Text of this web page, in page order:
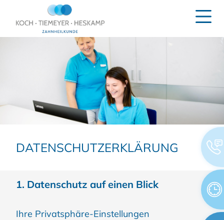
Springe zum Inhalt
DATEN­SCHUTZ­ERKLÄR­UNG
1. Datenschutz auf einen Blick
Ihre Privatsphäre-Einstellungen